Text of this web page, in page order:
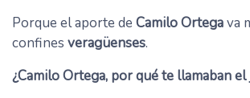
Porque el aporte de Camilo Ortegava
confines veragüenses.
¿Camilo Ortega, por qué te llamaban